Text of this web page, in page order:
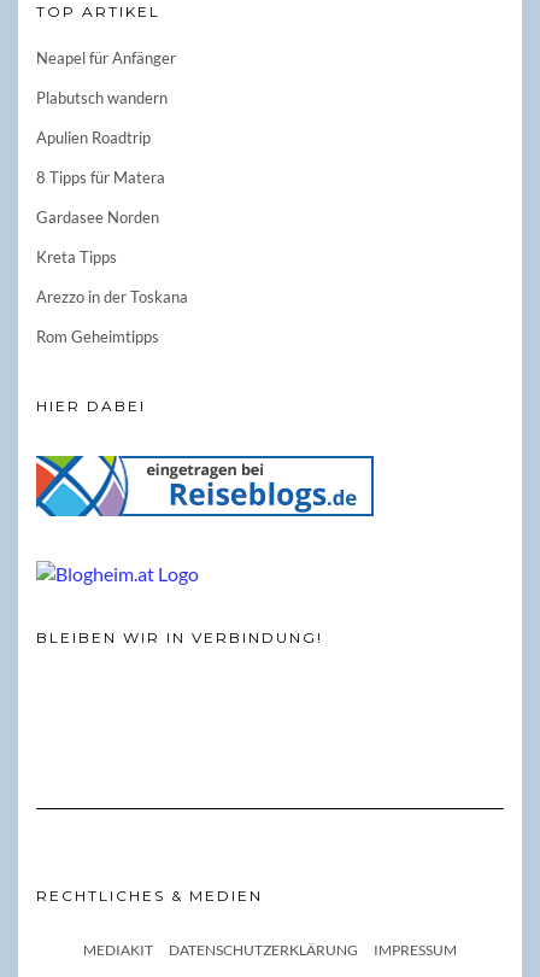
TOP ARTIKEL
Neapel für Anfänger
Plabutsch wandern
Apulien Roadtrip
8 Tipps für Matera
Gardasee Norden
Kreta Tipps
Arezzo in der Toskana
Rom Geheimtipps
HIER DABEI
BLEIBEN WIR IN VERBINDUNG!
RECHTLICHES & MEDIEN
MEDIAKIT DATENSCHUTZERKLÄRUNG IMPRESSUM